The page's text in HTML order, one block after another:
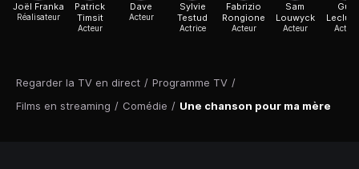
Regarder la TV en direct / Programme TV /
Films en streaming / Comédie / Une chanson pour ma mère
Joël Franka
Réalisateur
Patrick
Timsit
Acteur
Dave
Acteur
Sylvie
Testud
Actrice
Fabrizio
Rongione
Acteur
Sam
Louwyck
Acteur
Guy
Acteur